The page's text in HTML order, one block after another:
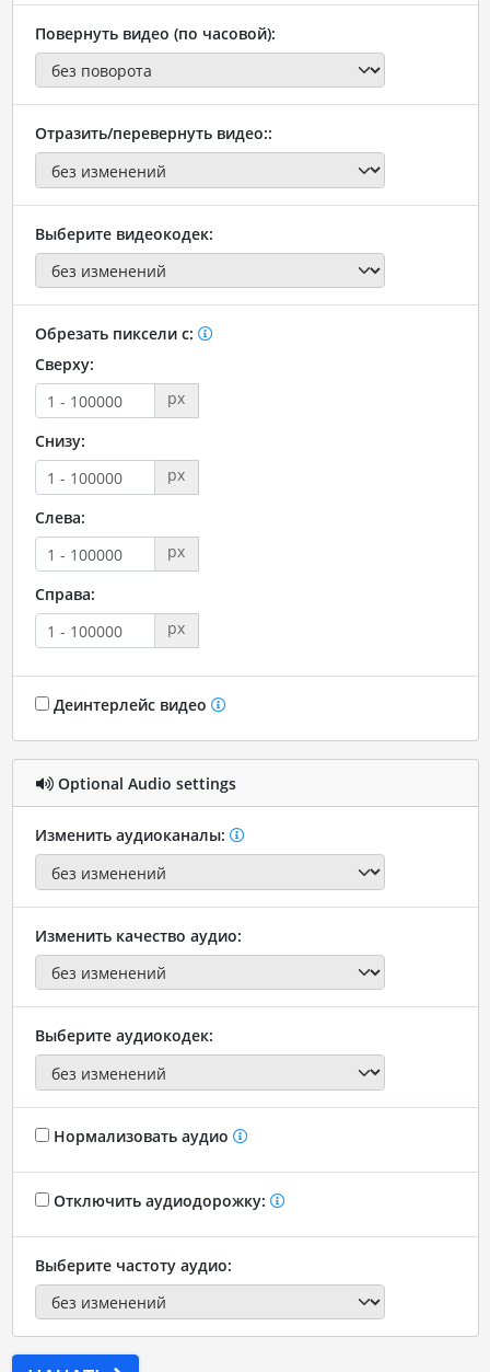
Повернуть видео (по часовой):
Отразить/перевернуть видео::
Выберите видеокодек:
Обрезать пиксели с:
Сверху:
px
Снизу:
px
Слева:
px
Справа:
px
Деинтерлейс видео
Optional Audio settings
Изменить аудиоканалы:
Изменить качество аудио:
Выберите аудиокодек:
Нормализовать аудио
Отключить аудиодорожку:
Выберите частоту аудио: